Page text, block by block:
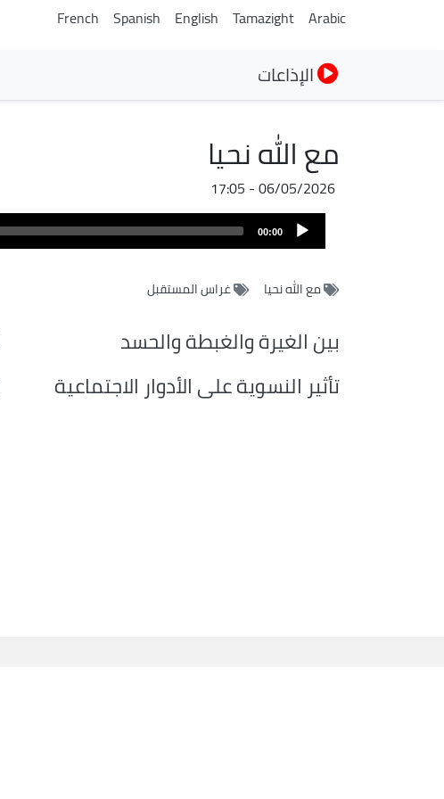
Arabic
Tamazight
English
Spanish
French
الإذاعات
مع الله نحيا
06/05/2026 - 17:05
ملف
الصوت
Audio
Player
00:00
مع الله نحيا غراس المستقبل
بين الغيرة والغبطة والحسد
تأثير النسوية على الأدوار الاجتماعية